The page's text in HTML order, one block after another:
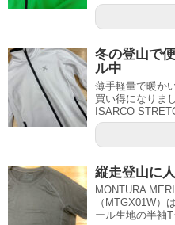
冬の登山で
ル中
薄手軽量で暖か
買い得になりま
ISARCO
縦走登山に
MONTURA
（MTGX01W）
ール生地の半袖T